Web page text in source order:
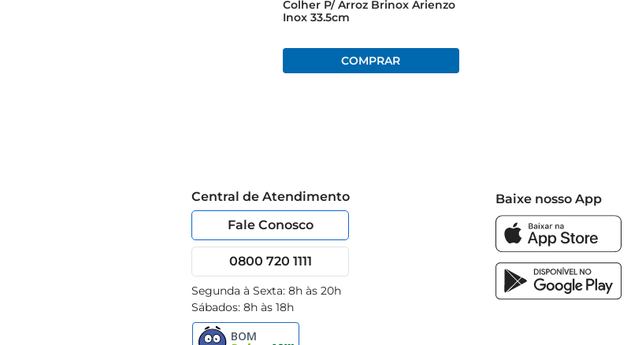
Colher P/ Arroz Brinox Arienzo
Inox 33.5cm
Central de Atendimento
Fale Conosco
0800 720 1111
Segunda à Sexta: 8h às 20h
Sábados: 8h às 18h
Baixe nosso App